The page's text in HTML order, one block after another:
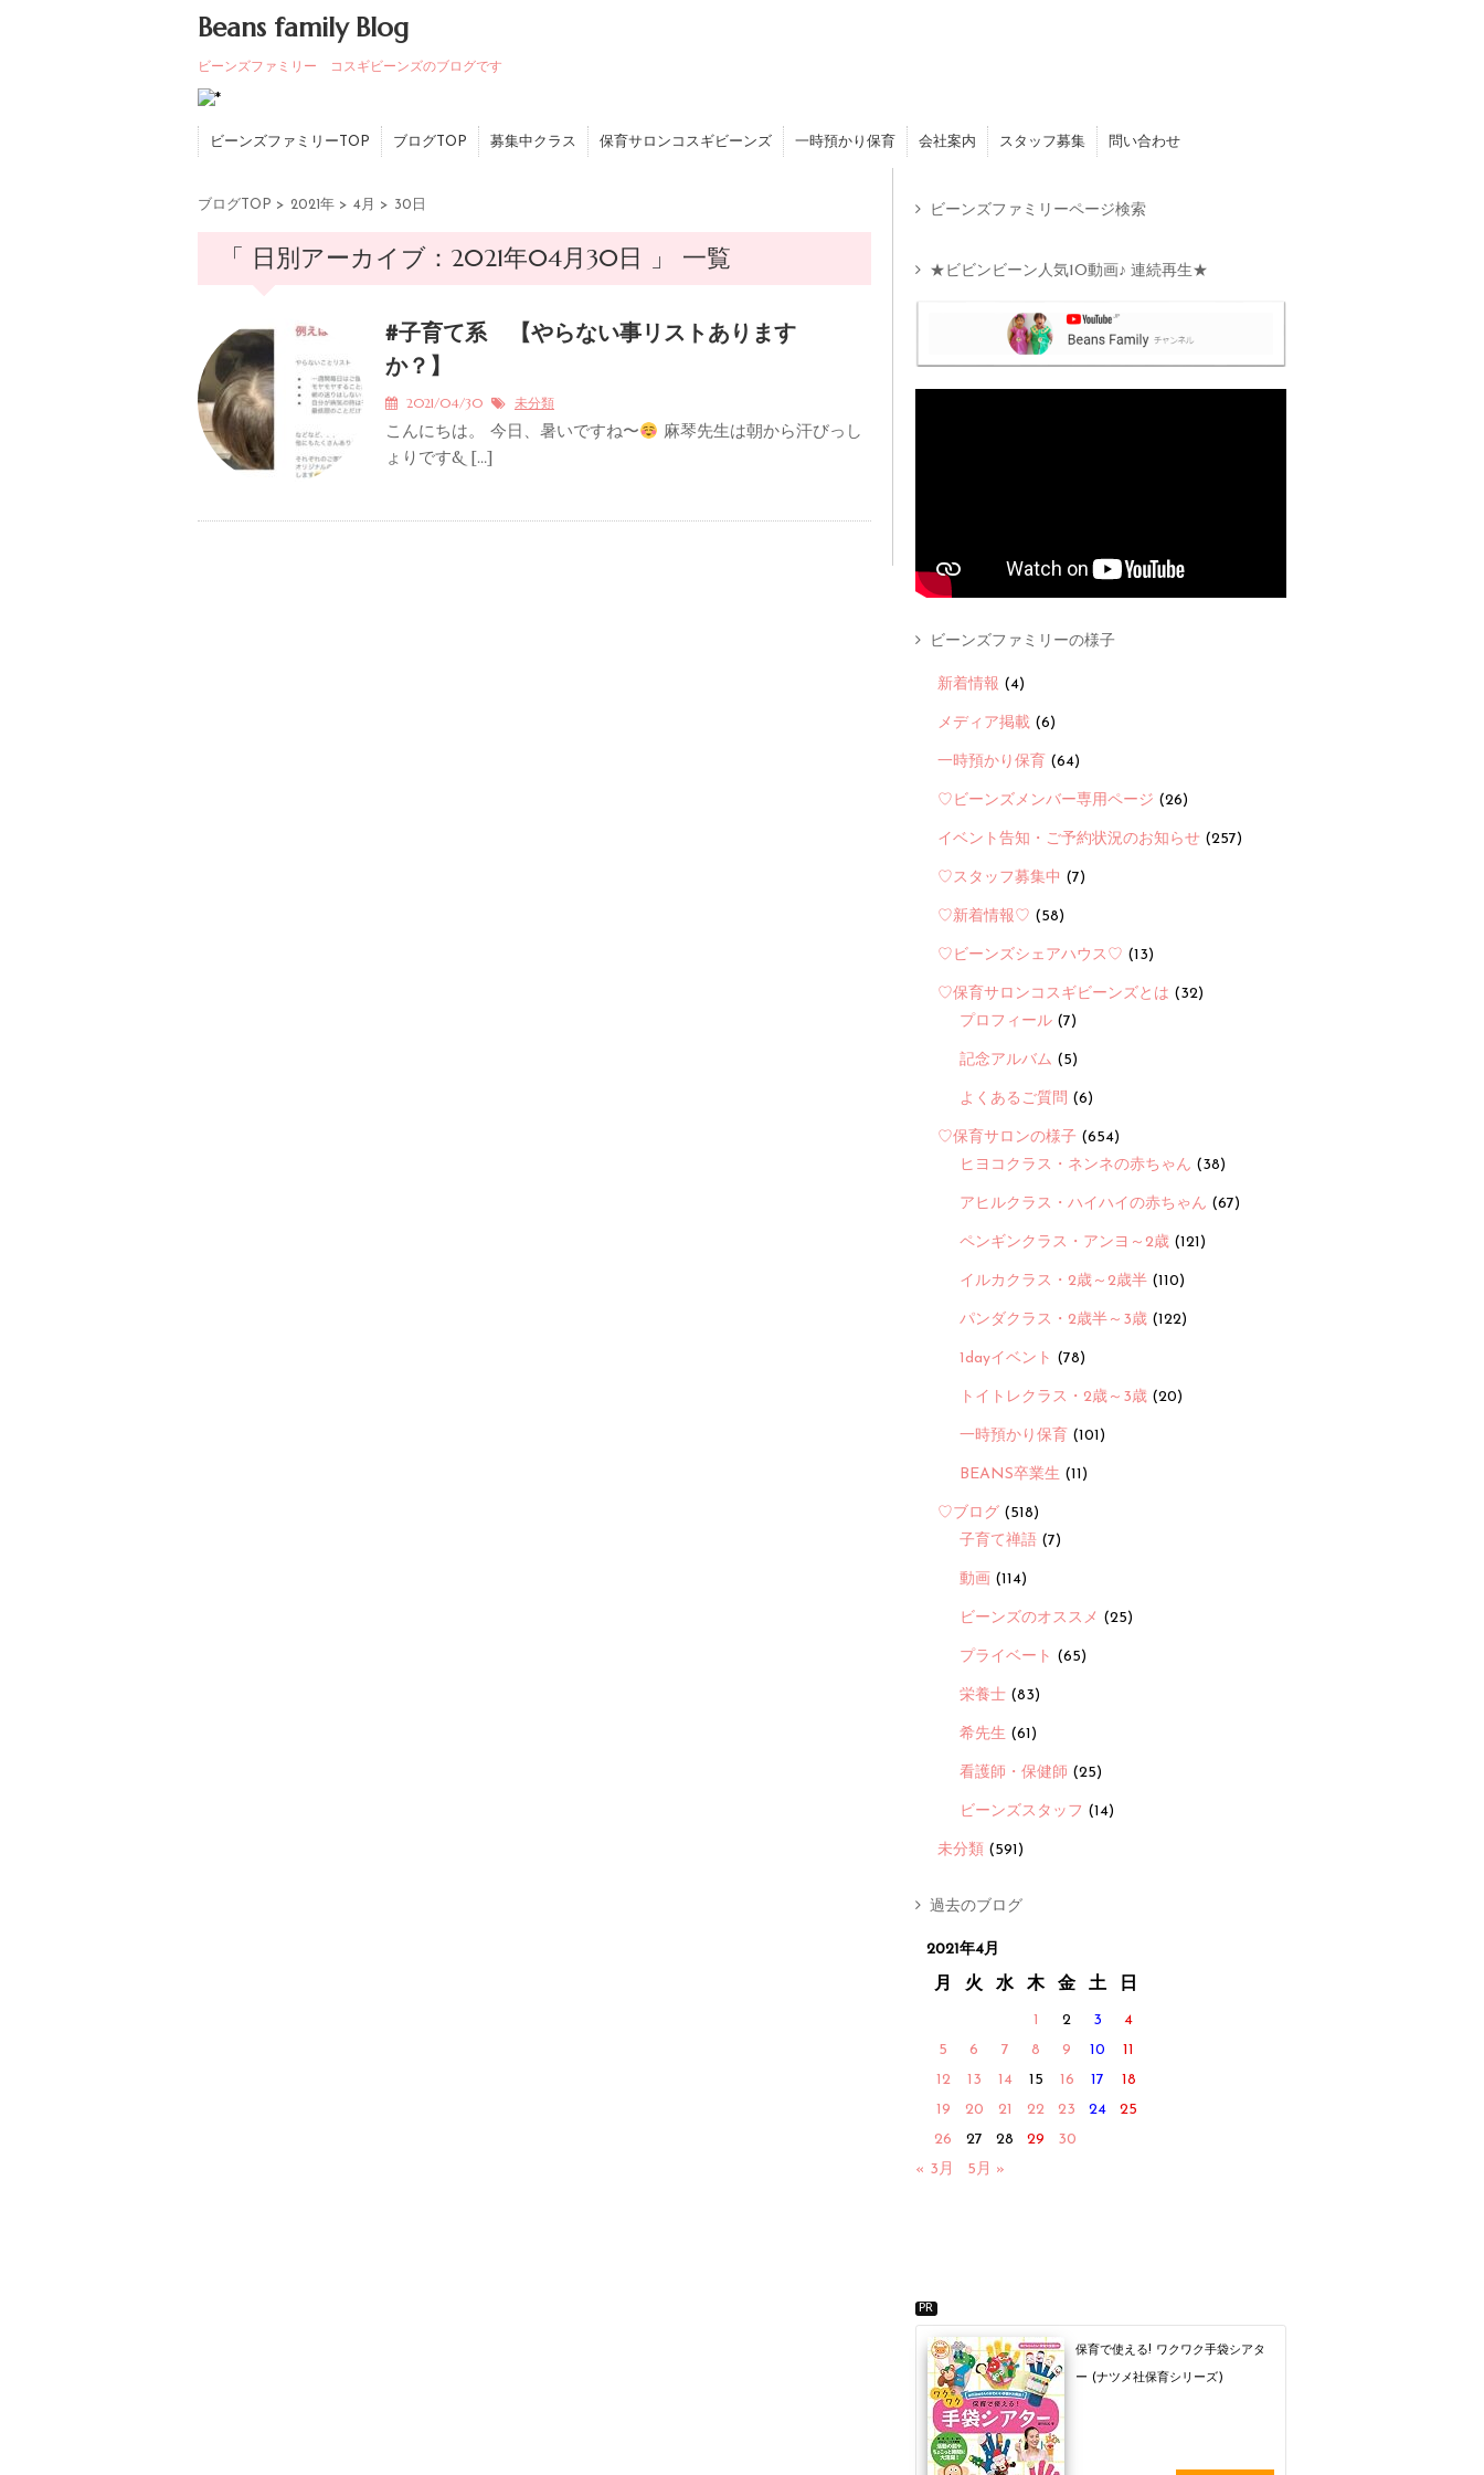
Beans family Blog
ビーンズファミリー コスギビーンズのブログです
ビーンズファミリーTOP ブログTOP 募集中クラス 保育サロンコスギビーンズ 一時預かり保育 会社案内 スタッフ募集 問い合わせ
ブログTOP > 2021年 > 4月 > 30日
「 日別アーカイブ：2021年04月30日 」 一覧
#子育て系 【やらない事リストあります
か？】
2021/04/30 未分類
こんにちは。 今日、暑いですね〜
麻琴先生は朝から汗びっし
ょりです& […]
ビーンズファミリーページ検索
★ビビンビーン人気10動画♪ 連続再生★
ビーンズファミリーの様子
新着情報 (4)
メディア掲載 (6)
一時預かり保育 (64)
♡ビーンズメンバー専用ページ (26)
イベント告知・ご予約状況のお知らせ (257)
♡スタッフ募集中 (7)
♡新着情報♡ (58)
♡ビーンズシェアハウス♡ (13)
♡保育サロンコスギビーンズとは (32)
プロフィール (7)
記念アルバム (5)
よくあるご質問 (6)
♡保育サロンの様子 (654)
ヒヨコクラス・ネンネの赤ちゃん (38)
アヒルクラス・ハイハイの赤ちゃん (67)
ペンギンクラス・アンヨ～2歳 (121)
イルカクラス・2歳～2歳半 (110)
パンダクラス・2歳半～3歳 (122)
1dayイベント (78)
トイトレクラス・2歳～3歳 (20)
一時預かり保育 (101)
BEANS卒業生 (11)
♡ブログ (518)
子育て禅語 (7)
動画 (114)
ビーンズのオススメ (25)
プライベート (65)
栄養士 (83)
希先生 (61)
看護師・保健師 (25)
ビーンズスタッフ (14)
未分類 (591)
過去のブログ
2021年4月
月 火 水 木 金 土 日
1 2 3
4
5
6 7 8 9 10
11
12
13 14 15 16 17
18
19
20 21 22 23 24
25
26
27 28 29
30
« 3月
5月 »
PR
保育で使える! ワクワク手袋シアタ
ー (ナツメ社保育シリーズ)